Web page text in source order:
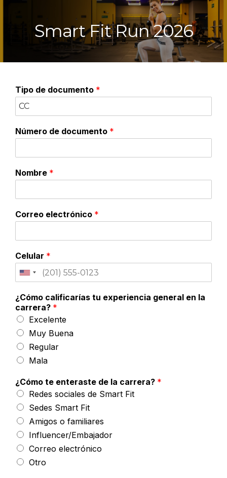
Smart Fit Run 2026
Tipo de documento *
Número de documento *
Nombre *
Correo electrónico *
Celular *
¿Cómo calificarías tu experiencia general en la
carrera? *
Excelente
Muy Buena
Regular
Mala
¿Cómo te enteraste de la carrera? *
Redes sociales de Smart Fit
Sedes Smart Fit
Amigos o familiares
Influencer/Embajador
Correo electrónico
Otro